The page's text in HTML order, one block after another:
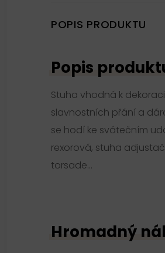
POPIS PRODUKTU
Popis
Stuha vhodná k
slavnostních přání a
se hodí ke svátečním
rexorová, stuha
torsade...
Hromadný